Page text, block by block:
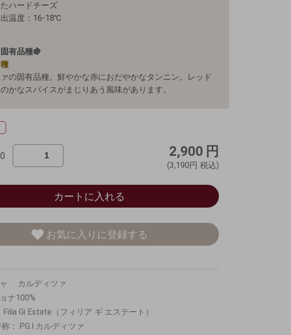
ハードチーズ
温度：16-18℃
有品種🍇
の固有品種。鮮やかな赤におだやかなタンニン。レッド
かなスパイスがまじりあう風味があります。
2,900 円
(3,190円 税込)
カートに入れる
お気に入りに登録する
ャ カルディツァ
ナ100%
Filia Gi Estate（フィリア ギ エステート）
： P.G.I.カルディツァ